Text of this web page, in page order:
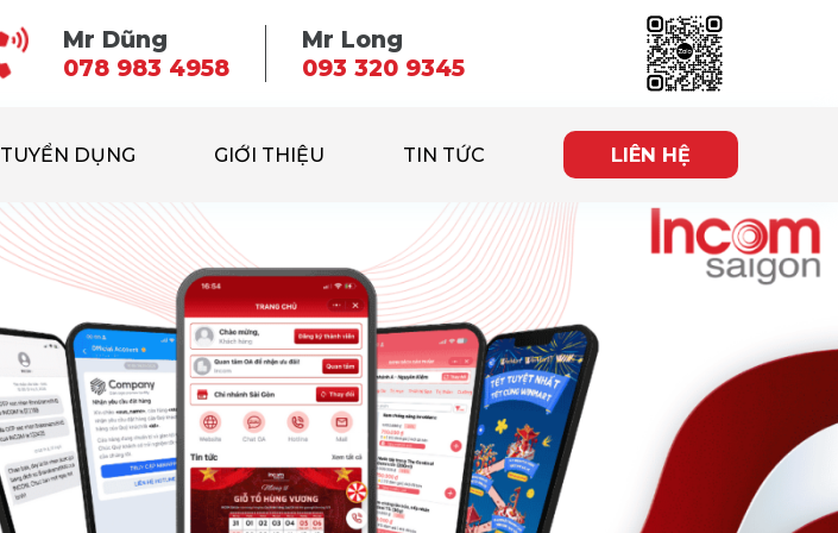
Mr Dũng
078 983 4958
Mr Long
093 320 9345
TUYỂN DỤNG GIỚI THIỆU TIN TỨC LIÊN HỆ